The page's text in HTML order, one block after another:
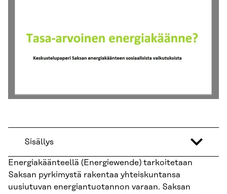
Sisällys
Energiakäänteellä (Energiewende) tarkoitetaan
Saksan pyrkimystä rakentaa yhteiskuntansa
uusiutuvan energiantuotannon varaan. Saksan